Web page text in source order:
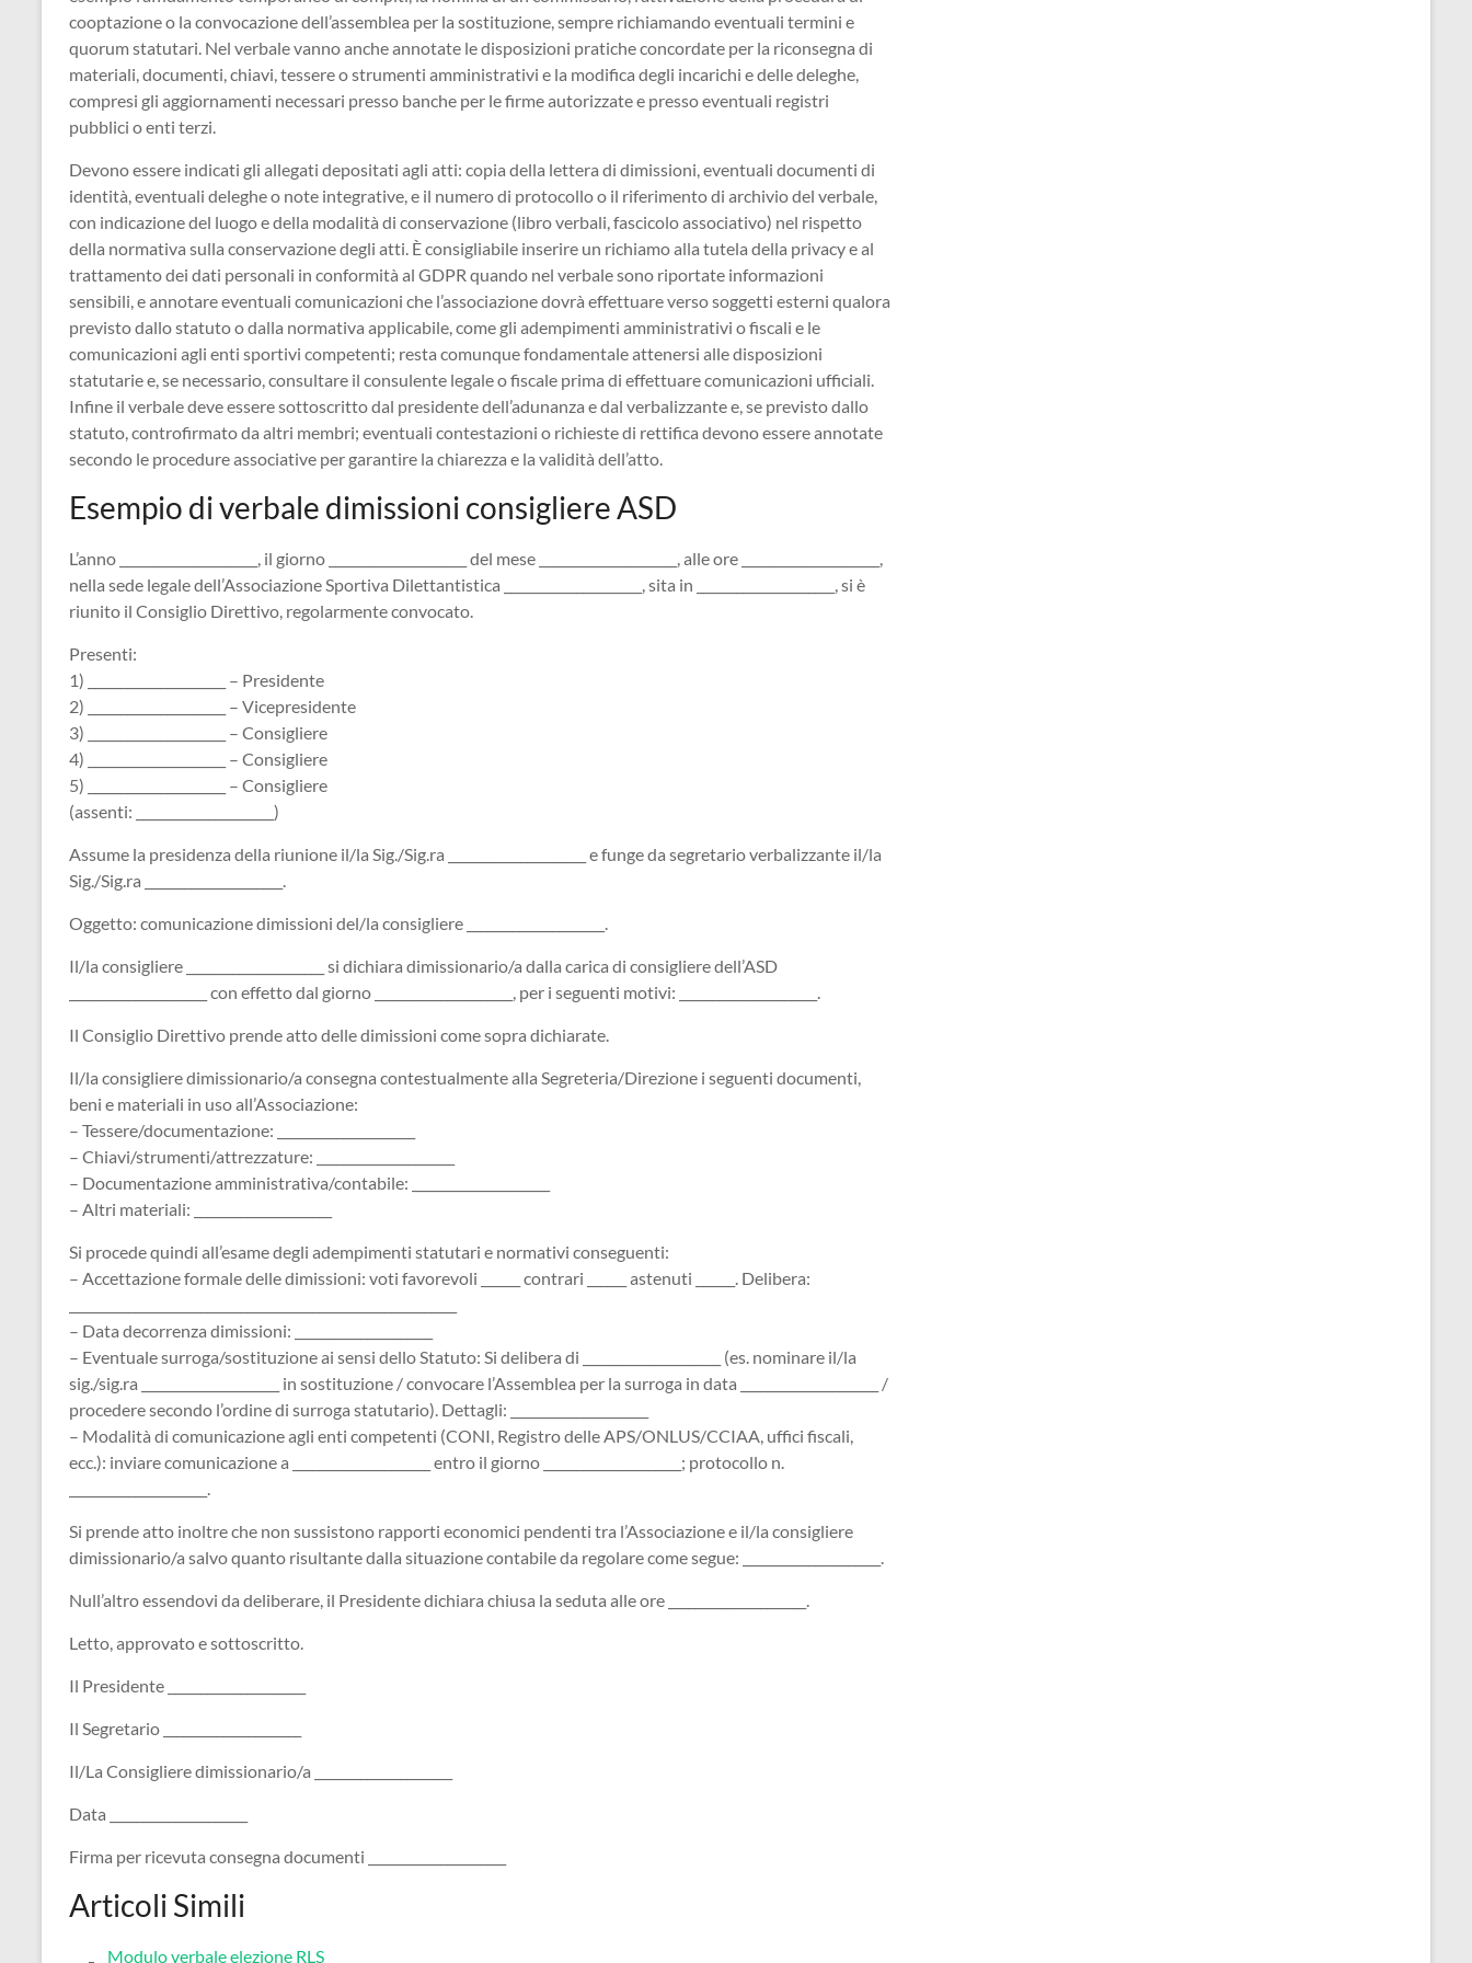
cooptazione o la convocazione dell’assemblea per la sostituzione, sempre richiamando eventuali termini e
quorum statutari. Nel verbale vanno anche annotate le disposizioni pratiche concordate per la riconsegna di
materiali, documenti, chiavi, tessere o strumenti amministrativi e la modifica degli incarichi e delle deleghe,
compresi gli aggiornamenti necessari presso banche per le firme autorizzate e presso eventuali registri
pubblici o enti terzi.
Devono essere indicati gli allegati depositati agli atti: copia della lettera di dimissioni, eventuali documenti di
identità, eventuali deleghe o note integrative, e il numero di protocollo o il riferimento di archivio del verbale,
con indicazione del luogo e della modalità di conservazione (libro verbali, fascicolo associativo) nel rispetto
della normativa sulla conservazione degli atti. È consigliabile inserire un richiamo alla tutela della privacy e al
trattamento dei dati personali in conformità al GDPR quando nel verbale sono riportate informazioni
sensibili, e annotare eventuali comunicazioni che l’associazione dovrà effettuare verso soggetti esterni qualora
previsto dallo statuto o dalla normativa applicabile, come gli adempimenti amministrativi o fiscali e le
comunicazioni agli enti sportivi competenti; resta comunque fondamentale attenersi alle disposizioni
statutarie e, se necessario, consultare il consulente legale o fiscale prima di effettuare comunicazioni ufficiali.
Infine il verbale deve essere sottoscritto dal presidente dell’adunanza e dal verbalizzante e, se previsto dallo
statuto, controfirmato da altri membri; eventuali contestazioni o richieste di rettifica devono essere annotate
secondo le procedure associative per garantire la chiarezza e la validità dell’atto.
Esempio di verbale dimissioni consigliere ASD​
L’anno _____________________, il giorno _____________________ del mese _____________________, alle ore _____________________,
nella sede legale dell’Associazione Sportiva Dilettantistica _____________________, sita in _____________________, si è
riunito il Consiglio Direttivo, regolarmente convocato.
Presenti:
1) _____________________ – Presidente
2) _____________________ – Vicepresidente
3) _____________________ – Consigliere
4) _____________________ – Consigliere
5) _____________________ – Consigliere
(assenti: _____________________)
Assume la presidenza della riunione il/la Sig./Sig.ra _____________________ e funge da segretario verbalizzante il/la
Sig./Sig.ra _____________________.
Oggetto: comunicazione dimissioni del/la consigliere _____________________.
Il/la consigliere _____________________ si dichiara dimissionario/a dalla carica di consigliere dell’ASD
_____________________ con effetto dal giorno _____________________, per i seguenti motivi: _____________________.
Il Consiglio Direttivo prende atto delle dimissioni come sopra dichiarate.
Il/la consigliere dimissionario/a consegna contestualmente alla Segreteria/Direzione i seguenti documenti,
beni e materiali in uso all’Associazione:
– Tessere/documentazione: _____________________
– Chiavi/strumenti/attrezzature: _____________________
– Documentazione amministrativa/contabile: _____________________
– Altri materiali: _____________________
Si procede quindi all’esame degli adempimenti statutari e normativi conseguenti:
– Accettazione formale delle dimissioni: voti favorevoli ______ contrari ______ astenuti ______. Delibera:
– Data decorrenza dimissioni: _____________________
– Eventuale surroga/sostituzione ai sensi dello Statuto: Si delibera di _____________________ (es. nominare il/la
sig./sig.ra _____________________ in sostituzione / convocare l’Assemblea per la surroga in data _____________________ /
procedere secondo l’ordine di surroga statutario). Dettagli: _____________________
– Modalità di comunicazione agli enti competenti (CONI, Registro delle APS/ONLUS/CCIAA, uffici fiscali,
ecc.): inviare comunicazione a _____________________ entro il giorno _____________________; protocollo n.
_____________________.
Si prende atto inoltre che non sussistono rapporti economici pendenti tra l’Associazione e il/la consigliere
dimissionario/a salvo quanto risultante dalla situazione contabile da regolare come segue: _____________________.
Null’altro essendovi da deliberare, il Presidente dichiara chiusa la seduta alle ore _____________________.
Letto, approvato e sottoscritto.
Il Presidente _____________________
Il Segretario _____________________
Il/La Consigliere dimissionario/a _____________________
Data _____________________
Firma per ricevuta consegna documenti _____________________
Articoli Simili
Modulo verbale elezione RLS